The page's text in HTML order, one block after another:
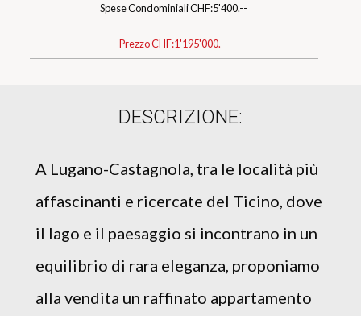
Spese Condominiali CHF:5'400.--
Prezzo CHF:1'195'000.--
DESCRIZIONE:
A Lugano-Castagnola, tra le località più
affascinanti e ricercate del Ticino, dove
il lago e il paesaggio si incontrano in un
equilibrio di rara eleganza, proponiamo
alla vendita un raffinato appartamento